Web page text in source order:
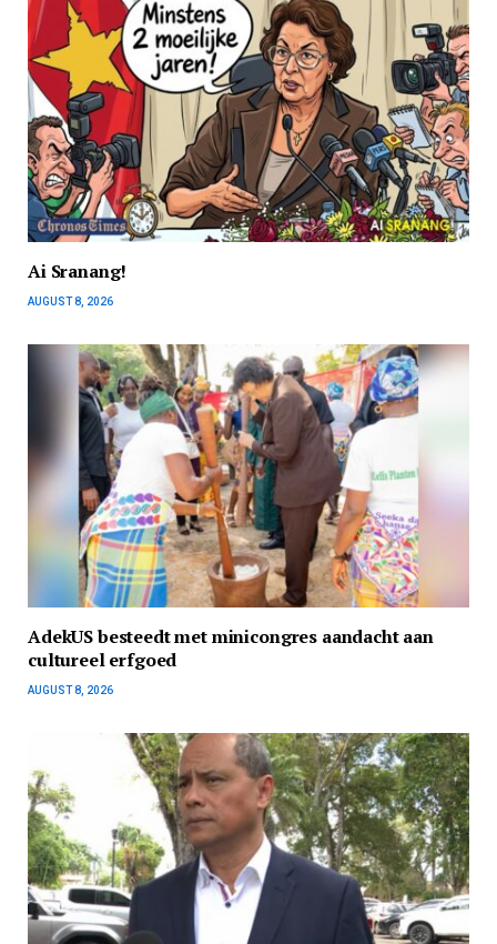
Ai Sranang!
AUGUST 8, 2026
AdekUS besteedt met minicongres aandacht aan
cultureel erfgoed
AUGUST 8, 2026